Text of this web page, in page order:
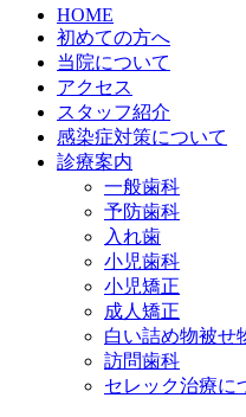
HOME
初めての方へ
当院について
アクセス
スタッフ紹介
感染症対策について
診療案内
一般歯科
予防歯科
入れ歯
小児歯科
小児矯正
成人矯正
白い詰め物被せ
訪問歯科
セレック治療に